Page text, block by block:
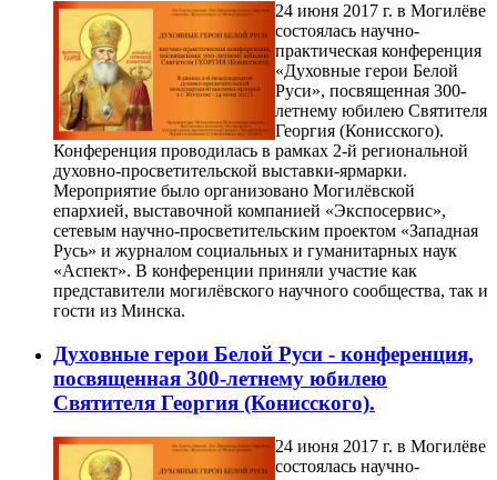
24 июня 2017 г. в Могилёве
состоялась научно-
практическая конференция
«Духовные герои Белой
Руси», посвященная 300-
летнему юбилею Святителя
Георгия (Конисского).
Конференция проводилась в рамках 2-й региональной
духовно-просветительской выставки-ярмарки.
Мероприятие было организовано Могилёвской
епархией, выставочной компанией «Экспосервис»,
сетевым научно-просветительским проектом «Западная
Русь» и журналом социальных и гуманитарных наук
«Аспект». В конференции приняли участие как
представители могилёвского научного сообщества, так и
гости из Минска.
Духовные герои Белой Руси - конференция,
посвященная 300-летнему юбилею
Святителя Георгия (Конисского).
24 июня 2017 г. в Могилёве
состоялась научно-